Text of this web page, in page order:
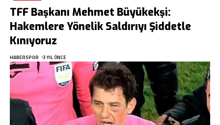
TFF Başkanı Mehmet Büyükekşi:
Hakemlere Yönelik Saldırıyı Şiddetle
Kınıyoruz
HABERSPOR 3 YIL ÖNCE